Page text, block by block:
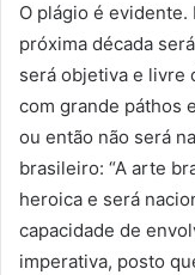
O plágio é evidente.
próxima década
será objetiva e livre
com grande páthos
ou então não será
brasileiro: “A arte
heroica e será
capacidade de
imperativa, posto